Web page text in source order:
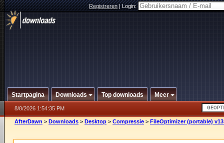
Registreren|Login:
Startpagina Downloads Top downloads Meer
8/8/2026 1:54:35 PM
AfterDawn > Downloads > Desktop > Compressie > FileOptimizer (portable)